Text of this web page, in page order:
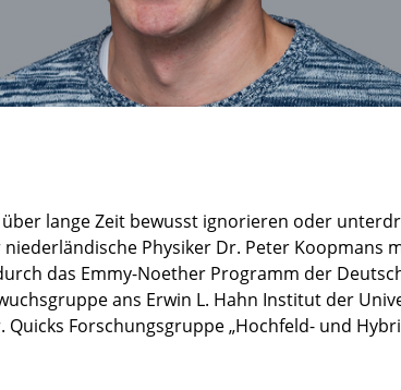
lange Zeit bewusst ignorieren oder
Physiker Dr. Peter Koopmans
das Emmy-Noether Programm der
ans Erwin L. Hahn Institut der
Forschungsgruppe „Hochfeld- und